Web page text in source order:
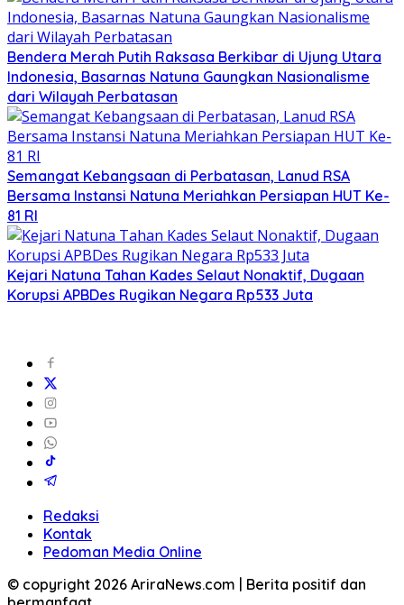
Bendera Merah Putih Raksasa Berkibar di Ujung Utara
Indonesia, Basarnas Natuna Gaungkan Nasionalisme
dari Wilayah Perbatasan
Semangat Kebangsaan di Perbatasan, Lanud RSA
Bersama Instansi Natuna Meriahkan Persiapan HUT Ke-
81 RI
Kejari Natuna Tahan Kades Selaut Nonaktif, Dugaan
Korupsi APBDes Rugikan Negara Rp533 Juta
Redaksi
Kontak
Pedoman Media Online
© copyright 2026 AriraNews.com | Berita positif dan